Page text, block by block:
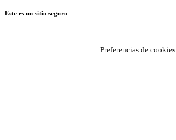
Este es un sitio seguro
Preferencias de cookies